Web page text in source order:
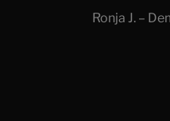
Ronja J. –